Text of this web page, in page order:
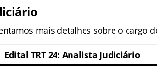
mais detalhes sobre o cargo
Edital TRT 24: Analista Judiciário